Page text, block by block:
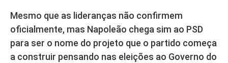
Mesmo que as lideranças não confirmem
oficialmente, mas Napoleão chega sim ao PSD
para ser o nome do projeto que o partido começa
a construir pensando nas eleições ao Governo do